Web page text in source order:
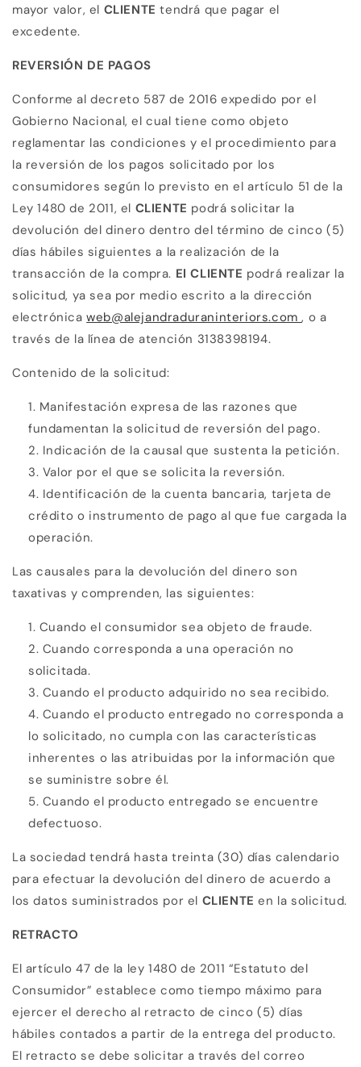
mayor valor, el CLIENTEtendrá que pagar el
excedente.
REVERSIÓN DE PAGOS
Conforme al decreto 587 de 2016 expedido por el
Gobierno Nacional, el cual tiene como objeto
reglamentar las condiciones y el procedimiento para
la reversión de los pagos solicitado por los
consumidores según lo previsto en el artículo 51 de la
Ley 1480 de 2011, el CLIENTE podrá solicitar la
devolución del dinero dentro del término de cinco (5)
días hábiles siguientes a la realización de la
transacción de la compra. El CLIENTE podrá realizar la
solicitud, ya sea por medio escrito a la dirección
electrónicaweb@alejandraduraninteriors.com, o a
través de la línea de atención 3138398194.
Contenido de la solicitud:
Manifestación expresa de las razones que
fundamentan la solicitud de reversión del pago.
Indicación de la causal que sustenta la petición.
Valor por el que se solicita la reversión.
Identificación de la cuenta bancaria, tarjeta de
crédito o instrumento de pago al que fue cargada la
operación.
Las causales para la devolución del dinero son
taxativas y comprenden, las siguientes:
Cuando el consumidor sea objeto de fraude.
Cuando corresponda a una operación no
solicitada.
Cuando el producto adquirido no sea recibido.
Cuando el producto entregado no corresponda a
lo solicitado, no cumpla con las características
inherentes o las atribuidas por la información que
se suministre sobre él.
Cuando el producto entregado se encuentre
defectuoso.
La sociedad tendrá hasta treinta (30) días calendario
para efectuar la devolución del dinero de acuerdo a
los datos suministrados por el CLIENTE en la solicitud.
RETRACTO
El artículo 47 de la ley 1480 de 2011 “Estatuto del
Consumidor” establece como tiempo máximo para
ejercer el derecho al retracto de cinco (5) días
hábiles contados a partir de la entrega del producto.
El retracto se debe solicitar a través del correo